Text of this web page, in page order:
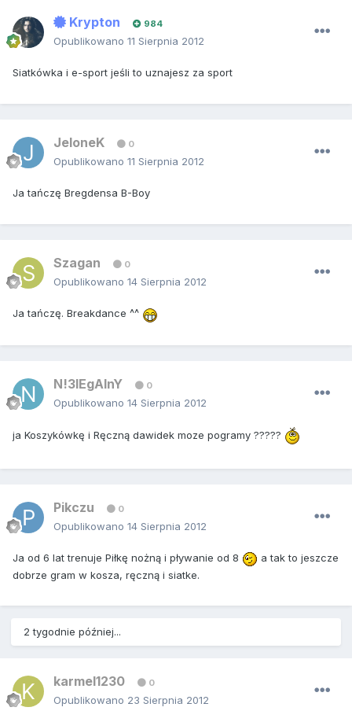
Krypton 984
Opublikowano 11 Sierpnia 2012
Siatkówka i e-sport jeśli to uznajesz za sport
JeloneK 0
Opublikowano 11 Sierpnia 2012
Ja tańczę Bregdensa B-Boy
Szagan 0
Opublikowano 14 Sierpnia 2012
Ja tańczę. Breakdance ^^
N!3lEgAlnY 0
Opublikowano 14 Sierpnia 2012
ja Koszykówkę i Ręczną dawidek moze pogramy ?????
Pikczu 0
Opublikowano 14 Sierpnia 2012
Ja od 6 lat trenuje Piłkę nożną i pływanie od 8
a tak to jeszcze
dobrze gram w kosza, ręczną i siatke.
2 tygodnie później...
karmel1230 0
Opublikowano 23 Sierpnia 2012